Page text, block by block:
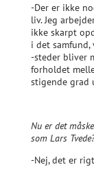
-Der er ikke
liv. Jeg
ikke skarpt
i det
-steder bliver
forholdet
stigende grad
Nu er det
som Lars
-Nej, det er